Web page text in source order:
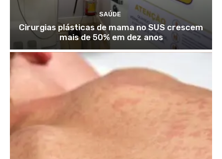
SAÚDE
Cirurgias plásticas de mama no SUS crescem
mais de 50% em dez anos